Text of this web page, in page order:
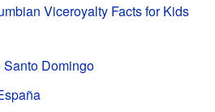
Viceroyalty Facts for Kids
Domingo